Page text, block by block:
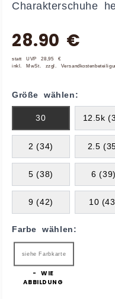
Charakterschuhe
28.90 €
statt UVP 28,95 €
inkl. MwSt. zzgl.
Größe wählen:
30 12.5k
2 (34) 2.5
5 (38) 6 (39)
9 (42) 10
Farbe wählen:
siehe Farbkarte
- WIE
ABBILDUNG